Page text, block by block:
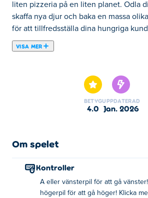
liten pizzeria på en liten planet. Odla
skaffa nya djur och baka en massa
för att tillfredsställa dina hungriga
VISA MER
skaffa nya djur och baka en massa
för att tillfredsställa dina hungriga
kommer du att hitta på härnäst?
Dator: Flytta åt vänster genom att
högerpil. För att interagera med något
byggnad, stå helt enkelt framför det en
dina växter/djur för att uppgradera
BETYG
4.0
UPPDATERAD
jan. 2026
Om spelet
Kontroller
A eller vänsterpil för att gå
högerpil för att gå höger! Klicka